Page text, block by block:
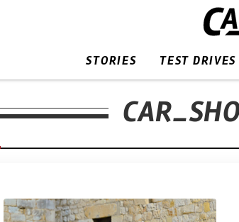
STORIES TEST DRIVES